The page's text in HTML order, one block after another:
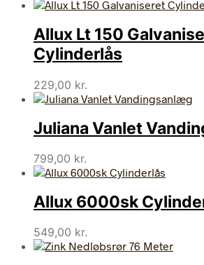
Allux Lt 150
Cylinderlås
229,00 kr.
Juliana Vanlet
799,00 kr.
Allux 6000sk
549,00 kr.